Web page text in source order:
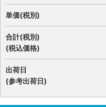
単価(税別)
合計(税別)
(税込価格)
出荷日
(参考出荷日)